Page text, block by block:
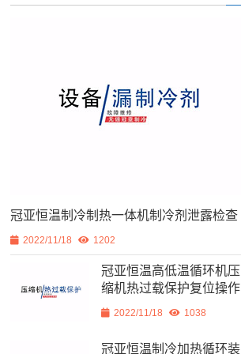
冠亚恒温制冷制热一体机制冷剂泄露检查
2022/11/18 1202
冠亚恒温高低温循环机压
缩机热过载保护复位操作
2022/11/18 1038
冠亚恒温制冷加热循环装